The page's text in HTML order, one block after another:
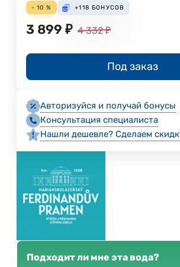
- 10 % +118 БОНУСОВ
3 899 ₽ 4 332 ₽
Под заказ
Авторизуйся и получай бонусы
Консультация специалиста
Нашли дешевле? Сделаем
Подходит ли мне эта вода?